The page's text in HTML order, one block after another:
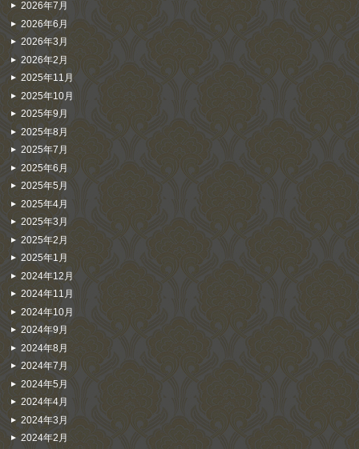
2026年7月
2026年6月
2026年3月
2026年2月
2025年11月
2025年10月
2025年9月
2025年8月
2025年7月
2025年6月
2025年5月
2025年4月
2025年3月
2025年2月
2025年1月
2024年12月
2024年11月
2024年10月
2024年9月
2024年8月
2024年7月
2024年5月
2024年4月
2024年3月
2024年2月